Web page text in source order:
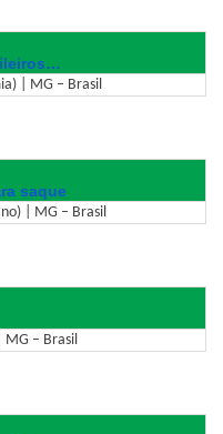
| MG – Brasil
saque
| MG – Brasil
– Brasil